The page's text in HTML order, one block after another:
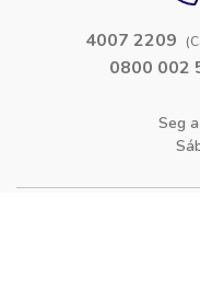
4007 2209
0800 002
Seg